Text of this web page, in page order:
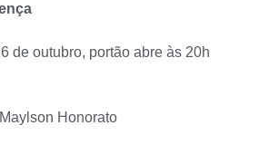
de outubro, portão abre às 20h
Honorato